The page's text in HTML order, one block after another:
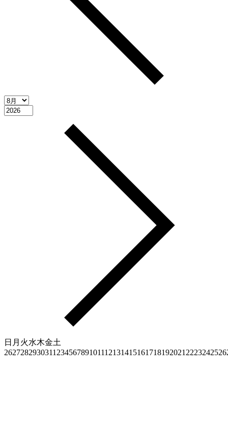
日 月 火水木金土
2627282930311 23456789101112131415161718192021 2223242526